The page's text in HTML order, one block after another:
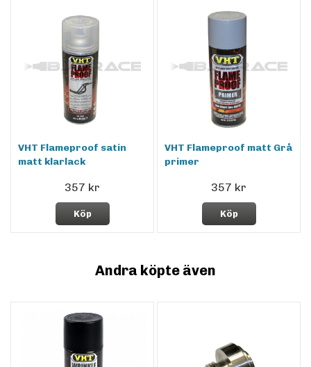
VHT Flameproof satin
matt klarlack
357 kr
Köp
VHT Flameproof matt Grå
primer
357 kr
Köp
Andra köpte även